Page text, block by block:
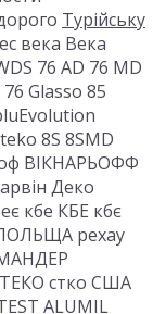
Турійську
века Века
76 AD 76 MD
Glasso 85
8S 8SMD
ВІКНАРЬОФФ
Деко
кбе КБЕ кбє
рехау
стко США
ALUMIL